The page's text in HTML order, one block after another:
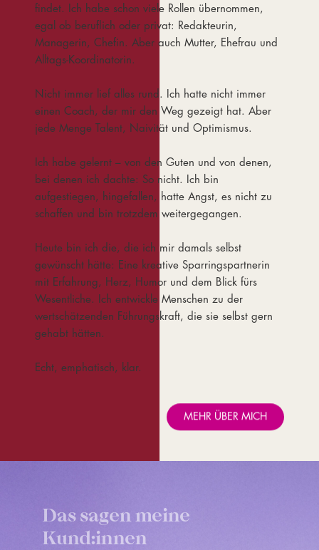
findet. Ich habe schon viele Rollen übernommen,
egal ob beruflich oder privat: Redakteurin,
Managerin, Chefin. Aber auch Mutter, Ehefrau und
Alltags-Koordinatorin.
Nicht immer lief alles rund. Ich hatte nicht immer
einen Coach, der mir den Weg gezeigt hat. Aber
jede Menge Talent, Naivität und Optimismus.
Ich habe gelernt – von den Guten und von denen,
bei denen ich dachte: So nicht. Ich bin
aufgestiegen, hingefallen, hatte Angst, es nicht zu
schaffen und bin trotzdem weitergegangen.
Heute bin ich die, die ich mir damals selbst
gewünscht hätte: Eine kreative Sparringspartnerin
mit Erfahrung, Herz, Humor und dem Blick fürs
Wesentliche. Ich entwickle Menschen zu der
wertschätzenden Führungskraft, die sie selbst gern
gehabt hätten.
Echt, emphatisch, klar.
MEHR ÜBER MICH
Das sagen meine
Kund:innen